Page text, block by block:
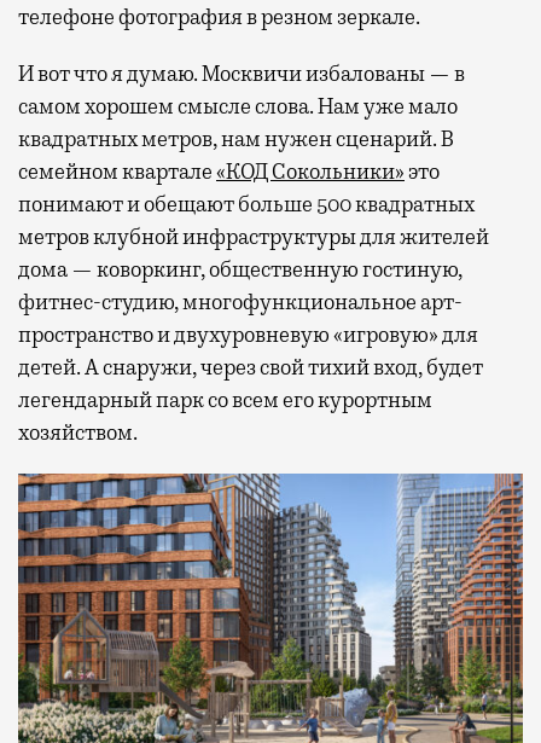
телефоне фотография в резном зеркале.
И вот что я думаю. Москвичи избалованы — в
самом хорошем смысле слова. Нам уже мало
квадратных метров, нам нужен сценарий. В
семейном квартале«КОД Сокольники»это
понимают и обещают больше 500 квадратных
метров клубной инфраструктуры для жителей
дома — коворкинг, общественную гостиную,
фитнес-студию, многофункциональное арт-
пространство и двухуровневую «игровую» для
детей. А снаружи, через свой тихий вход, будет
легендарный парк со всем его курортным
хозяйством.